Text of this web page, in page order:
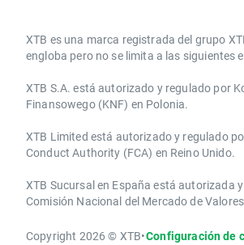
​​XTB es una marca registrada del grupo
engloba pero no se limita a las siguientes
XTB S.A.​ está autorizado y regulado por
Finansowego (KNF) ​en Polonia.
XTB Limited ​está autorizado y regulado
Conduct Authority ​(FCA) en ​​Reino Unido.
XTB Sucursal en España está autorizada
Comisión Nacional del Mercado de
Copyright 2026 © XTB•Configuración de